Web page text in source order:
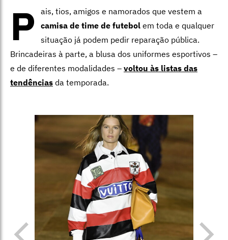
P
ais, tios, amigos e namorados que vestem a
camisa de time de futebol em toda e qualquer
situação já podem pedir reparação pública.
Brincadeiras à parte, a blusa dos uniformes esportivos –
e de diferentes modalidades – voltou às listas das
tendências da temporada.